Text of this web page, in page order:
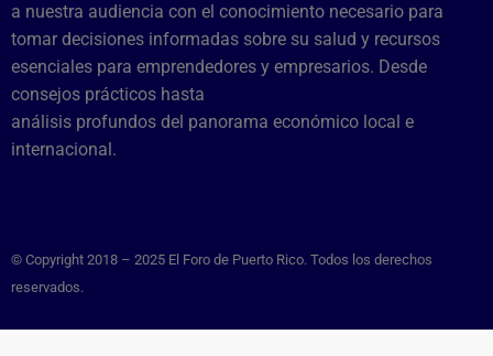
a nuestra audiencia con el conocimiento necesario para
tomar decisiones informadas sobre su salud y recursos
esenciales para emprendedores y empresarios. Desde
consejos prácticos hasta
análisis profundos del panorama económico local e
internacional.
© Copyright 2018 – 2025 El Foro de Puerto Rico. Todos los derechos
reservados.